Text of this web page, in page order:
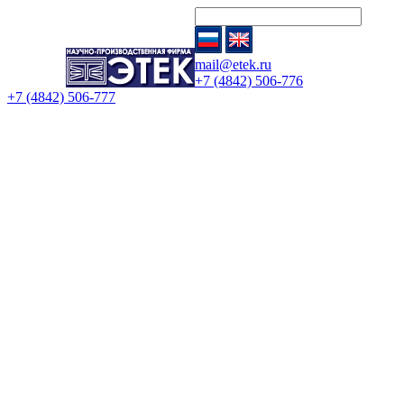
mail@etek.ru
+7 (4842) 506-776
+7 (4842) 506-777